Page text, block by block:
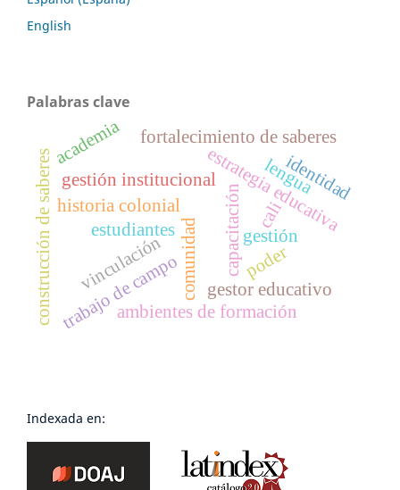
English
Palabras clave
historia colonial estrategia educativa
comunidad
ambientes de formación
capacitación
fortalecimiento de saberes
trabajo de campo
construcción de saberes estudiantes
vinculación
gestión institucional
gestor educativo
academia
gestión
lengua
identidad
poder
cali
Indexada en: